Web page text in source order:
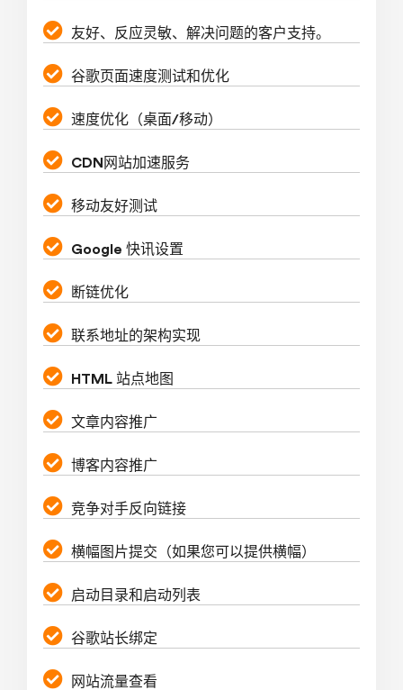
友好、反应灵敏、解决问题的客户支持。
谷歌页面速度测试和优化
速度优化（桌面/移动）
CDN网站加速服务
移动友好测试
Google 快讯设置
断链优化
联系地址的架构实现
HTML 站点地图
文章内容推广
博客内容推广
竞争对手反向链接
横幅图片提交（如果您可以提供横幅）
启动目录和启动列表
谷歌站长绑定
网站流量查看